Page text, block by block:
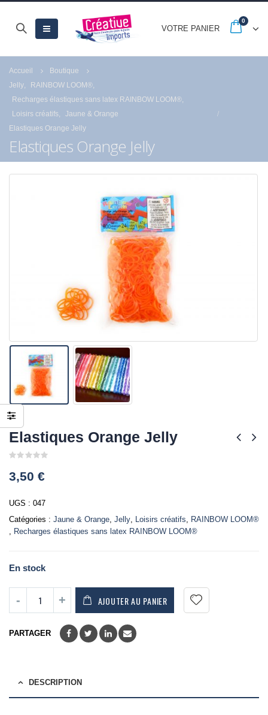
VOTRE PANIER
0
Accueil
Boutique
Jelly
RAINBOW LOOM®
Recharges élastiques sans latex RAINBOW LOOM®
Loisirs créatifs
Jaune & Orange
Elastiques Orange Jelly
Elastiques Orange Jelly
Elastiques Orange Jelly
out
of
3,50 €
UGS : 047
Catégories : Jaune & Orange Jelly Loisirs créatifs
RAINBOW LOOM®
Recharges élastiques sans latex RAINBOW LOOM®
En stock
AJOUTER AU PANIER
PARTAGER
DESCRIPTION